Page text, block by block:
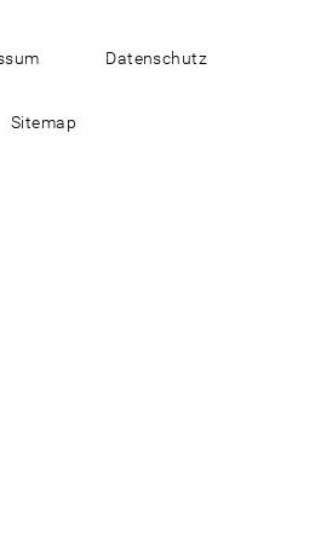
Datenschutz
Sitemap